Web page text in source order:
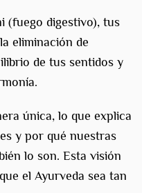
(fuego digestivo), tus
eliminación de
de tus sentidos y
única, lo que explica
y por qué nuestras
lo son. Esta visión
el Ayurveda sea tan